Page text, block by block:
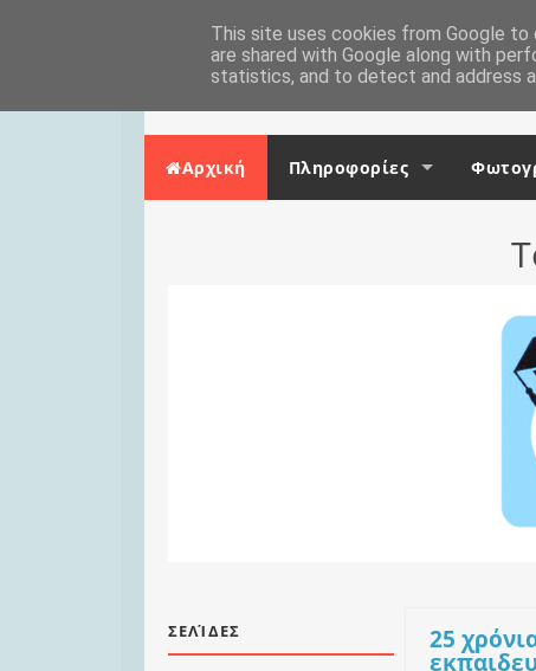
Αρχική Επικοινωνία
Αρχική Πληροφορίες
ΣΕΛΊΔΕΣ
25
This site uses cookies from Google to
are shared with Google along with
statistics, and to detect and address